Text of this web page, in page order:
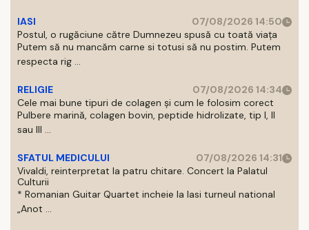
IASI
07/08/2026 14:50
Postul, o rugăciune către Dumnezeu spusă cu toată viața
Putem să nu mancăm carne si totusi să nu postim. Putem
respecta rig ...
RELIGIE
07/08/2026 14:34
Cele mai bune tipuri de colagen și cum le folosim corect
Pulbere marină, colagen bovin, peptide hidrolizate, tip I, II
sau III ...
SFATUL MEDICULUI
07/08/2026 14:31
Vivaldi, reinterpretat la patru chitare. Concert la Palatul
Culturii
* Romanian Guitar Quartet incheie la Iasi turneul national
„Anot ...